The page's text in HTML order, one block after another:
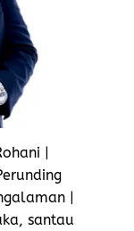
|
|
santau